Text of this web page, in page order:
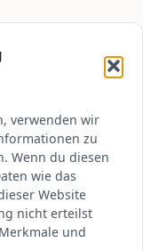
verwenden wir
zu
Wenn du diesen
wie das
Website
nicht erteilst
und